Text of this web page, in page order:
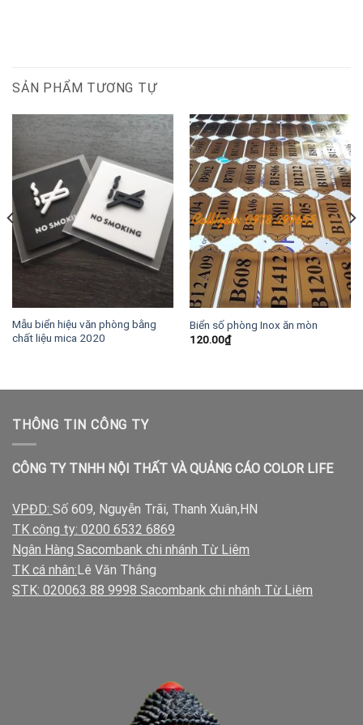
SẢN PHẨM TƯƠNG TỰ
Mẫu biển hiệu văn phòng bằng
chất liệu mica 2020
Biển số phòng Inox ăn mòn
120.00₫
THÔNG TIN CÔNG TY
CÔNG TY TNHH NỘI THẤT VÀ QUẢNG CÁO COLOR LIFE
VPĐD: Số 609, Nguyễn Trãi, Thanh Xuân,HN
TK công ty: 0200 6532 6869
Ngân Hàng Sacombank chi nhánh Từ Liêm
TK cá nhân: Lê Văn Thắng
STK: 020063 88 9998 Sacombank chi nhánh Từ Liêm